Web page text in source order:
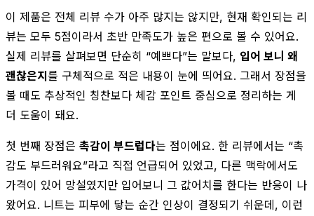
이 제품은 전체 리뷰 수가 아주 많지는 않지만, 현재 확인되는 리
뷰는 모두 5점이라서 초반 만족도가 높은 편으로 볼 수 있어요.
실제 리뷰를 살펴보면 단순히 “예쁘다”는 말보다, 입어 보니 왜
괜찮은지를 구체적으로 적은 내용이 눈에 띄어요. 그래서 장점을
볼 때도 추상적인 칭찬보다 체감 포인트 중심으로 정리하는 게
더 도움이 돼요.
첫 번째 장점은 촉감이 부드럽다는 점이에요. 한 리뷰에서는 “촉
감도 부드러워요”라고 직접 언급되어 있었고, 다른 맥락에서도
가격이 있어 망설였지만 입어보니 그 값어치를 한다는 반응이 나
왔어요. 니트는 피부에 닿는 순간 인상이 결정되기 쉬운데, 이런